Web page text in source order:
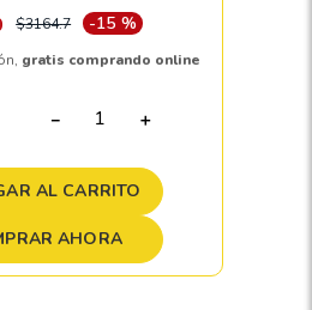
$3164.7 -15 %
gratis comprando online
＋
－
AL CARRITO
AHORA